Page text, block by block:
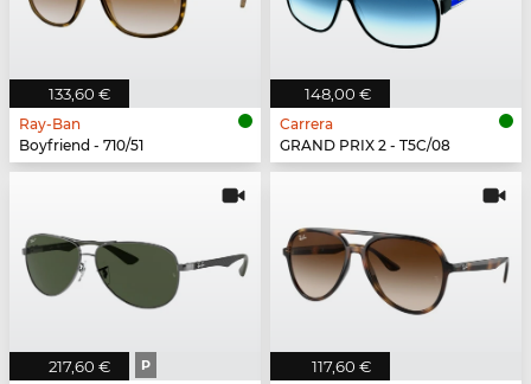
133,60 €
Ray-Ban
Boyfriend - 710/51
148,00 €
Carrera
GRAND PRIX 2 - T5C/08
217,60 € P 117,60 €